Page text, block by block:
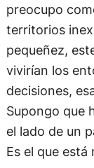
preocupo
territorios
pequeñez,
vivirían los
decisiones,
Supongo que
el lado de un
Es el que